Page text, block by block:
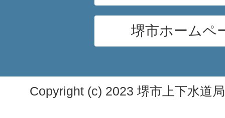
堺市ホームペ
Copyright (c) 2023 堺市上下水道